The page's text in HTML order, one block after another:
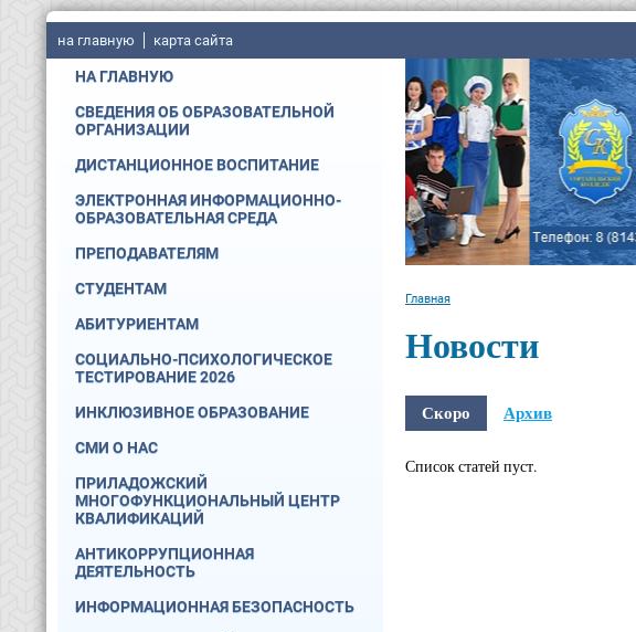
на главную карта сайта
НА ГЛАВНУЮ
СВЕДЕНИЯ ОБ ОБРАЗОВАТЕЛЬНОЙ
ОРГАНИЗАЦИИ
ДИСТАНЦИОННОЕ ВОСПИТАНИЕ
ЭЛЕКТРОННАЯ ИНФОРМАЦИОННО-
ОБРАЗОВАТЕЛЬНАЯ СРЕДА
ПРЕПОДАВАТЕЛЯМ
СТУДЕНТАМ
АБИТУРИЕНТАМ
СОЦИАЛЬНО-ПСИХОЛОГИЧЕСКОЕ
ТЕСТИРОВАНИЕ 2026
ИНКЛЮЗИВНОЕ ОБРАЗОВАНИЕ
СМИ О НАС
ПРИЛАДОЖСКИЙ
МНОГОФУНКЦИОНАЛЬНЫЙ ЦЕНТР
КВАЛИФИКАЦИЙ
АНТИКОРРУПЦИОННАЯ
ДЕЯТЕЛЬНОСТЬ
ИНФОРМАЦИОННАЯ БЕЗОПАСНОСТЬ
Главная
Новости
Скоро Архив
Список статей пуст.